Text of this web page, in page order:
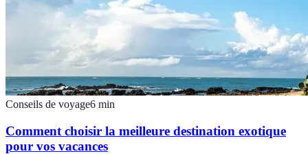
Conseils de voyage6 min
Comment choisir la meilleure destination exotique
pour vos vacances